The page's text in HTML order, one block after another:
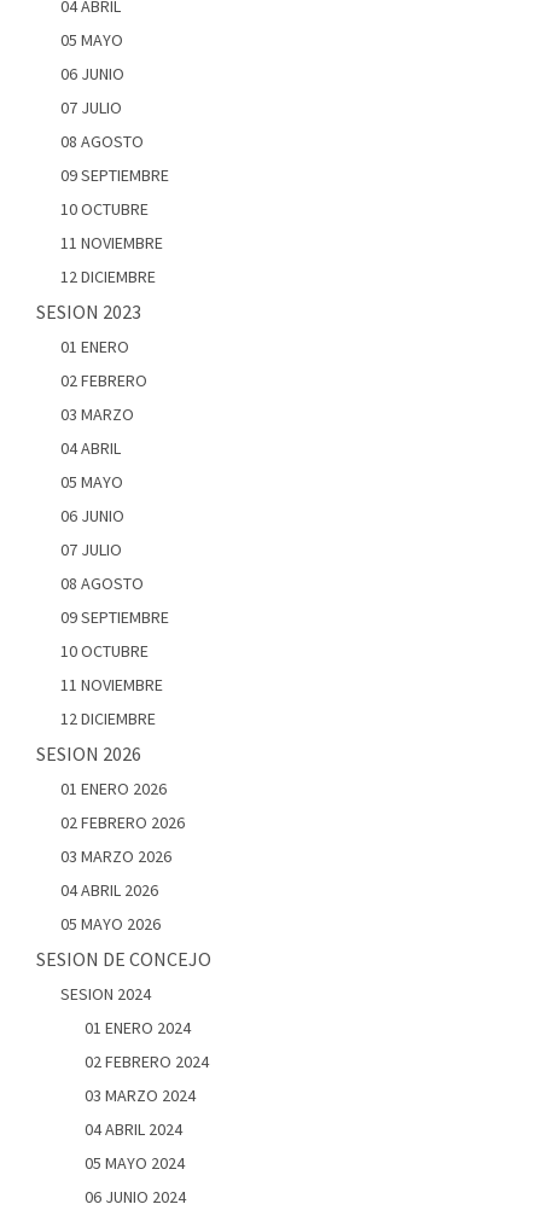
04 ABRIL
05 MAYO
06 JUNIO
07 JULIO
08 AGOSTO
09 SEPTIEMBRE
10 OCTUBRE
11 NOVIEMBRE
12 DICIEMBRE
SESION 2023
01 ENERO
02 FEBRERO
03 MARZO
04 ABRIL
05 MAYO
06 JUNIO
07 JULIO
08 AGOSTO
09 SEPTIEMBRE
10 OCTUBRE
11 NOVIEMBRE
12 DICIEMBRE
SESION 2026
01 ENERO 2026
02 FEBRERO 2026
03 MARZO 2026
04 ABRIL 2026
05 MAYO 2026
SESION DE CONCEJO
SESION 2024
01 ENERO 2024
02 FEBRERO 2024
03 MARZO 2024
04 ABRIL 2024
05 MAYO 2024
06 JUNIO 2024